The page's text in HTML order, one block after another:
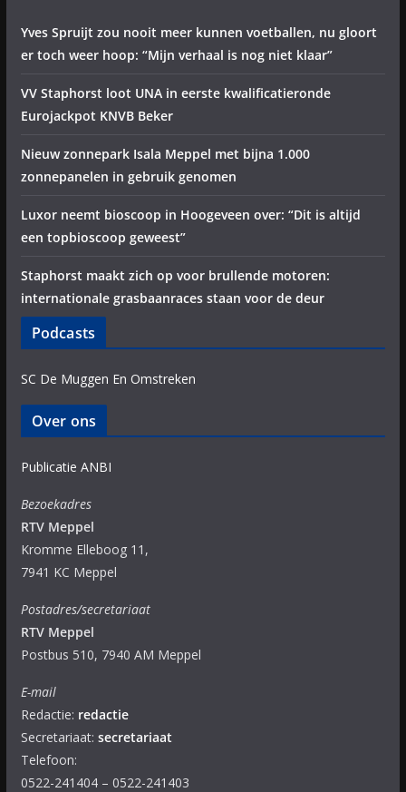
Yves Spruijt zou nooit meer kunnen voetballen, nu gloort
er toch weer hoop: “Mijn verhaal is nog niet klaar”
VV Staphorst loot UNA in eerste kwalificatieronde
Eurojackpot KNVB Beker
Nieuw zonnepark Isala Meppel met bijna 1.000
zonnepanelen in gebruik genomen
Luxor neemt bioscoop in Hoogeveen over: “Dit is altijd
een topbioscoop geweest”
Staphorst maakt zich op voor brullende motoren:
internationale grasbaanraces staan voor de deur
Podcasts
SC De Muggen En Omstreken
Over ons
Publicatie ANBI
Bezoekadres
RTV Meppel
Kromme Elleboog 11,
7941 KC Meppel
Postadres/secretariaat
RTV Meppel
Postbus 510, 7940 AM Meppel
E-mail
Redactie: redactie
Secretariaat: secretariaat
Telefoon:
0522-241404 – 0522-241403